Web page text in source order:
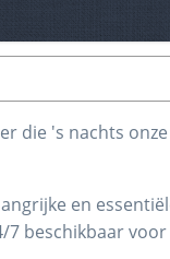
die 's nachts
en
beschikbaar